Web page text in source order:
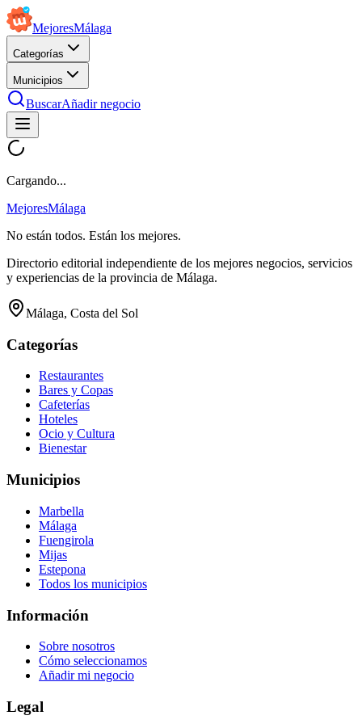
MejoresMálaga
Categorías
Municipios
BuscarAñadir negocio
Cargando...
MejoresMálaga
No están todos. Están los mejores.
Directorio editorial independiente de los mejores negocios, servicios
y experiencias de la provincia de Málaga.
Málaga, Costa del Sol
Categorías
Restaurantes
Bares y Copas
Cafeterías
Hoteles
Ocio y Cultura
Bienestar
Municipios
Marbella
Málaga
Fuengirola
Mijas
Estepona
Todos los municipios
Información
Sobre nosotros
Cómo seleccionamos
Añadir mi negocio
Legal